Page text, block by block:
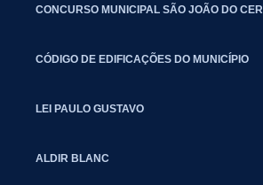
CONCURSO MUNICIPAL SÃO JOÃO DO
CÓDIGO DE EDIFICAÇÕES DO MUNICÍPIO
LEI PAULO GUSTAVO
ALDIR BLANC